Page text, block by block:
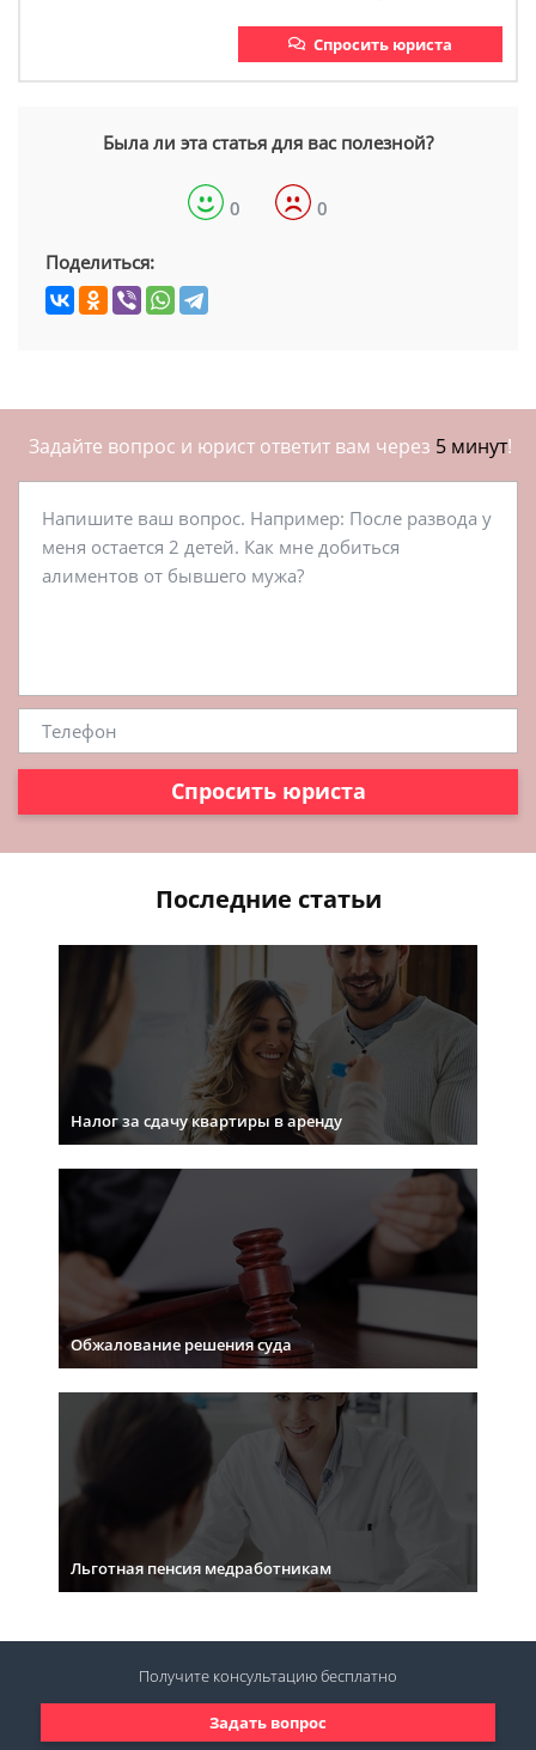
Спросить юриста
Была ли эта статья для вас полезной?
0 0
Поделиться:
Задайте вопрос и юрист ответит вам через 5 минут!
Спросить юриста
Последние статьи
Налог за сдачу квартиры в аренду
Обжалование решения суда
Льготная пенсия медработникам
Задать вопрос
Получите консультациюбесплатно